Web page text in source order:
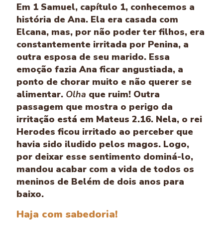
Em 1 Samuel, capítulo 1, conhecemos a
história de Ana. Ela era casada com
Elcana, mas, por não poder ter filhos, era
constantemente irritada por Penina, a
outra esposa de seu marido. Essa
emoção fazia Ana ficar angustiada, a
ponto de chorar muito e não querer se
alimentar. Olha que ruim! Outra
passagem que mostra o perigo da
irritação está em Mateus 2.16. Nela, o rei
Herodes ficou irritado ao perceber que
havia sido iludido pelos magos. Logo,
por deixar esse sentimento dominá-lo,
mandou acabar com a vida de todos os
meninos de Belém de dois anos para
baixo.
Haja com sabedoria!